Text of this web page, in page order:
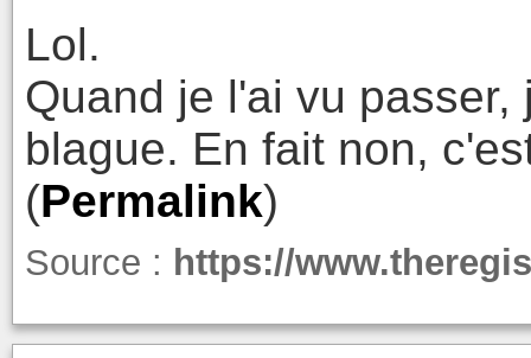
Lol.
Quand je l'ai vu
blague. En fait non,
(Permalink)
Source : https://